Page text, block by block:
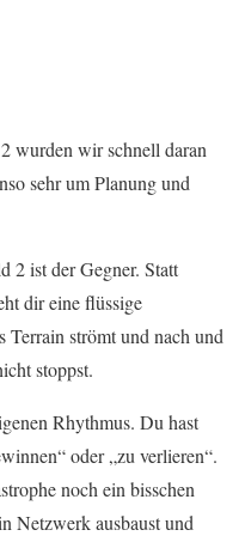
wurden wir schnell daran
sehr um Planung und
2 ist der Gegner. Statt
dir eine flüssige
Terrain strömt und nach und
stoppst.
Rhythmus. Du hast
oder „zu verlieren“.
noch ein bisschen
Netzwerk ausbaust und